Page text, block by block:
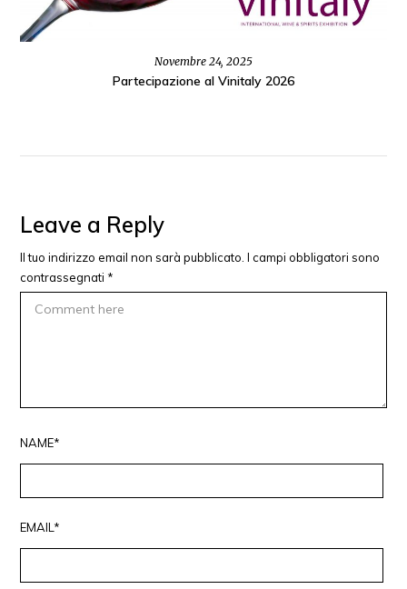
Novembre 24, 2025
Partecipazione al Vinitaly 2026
Leave a Reply
Il tuo indirizzo email non sarà pubblicato. I campi obbligatori sono
contrassegnati *
NAME*
EMAIL*